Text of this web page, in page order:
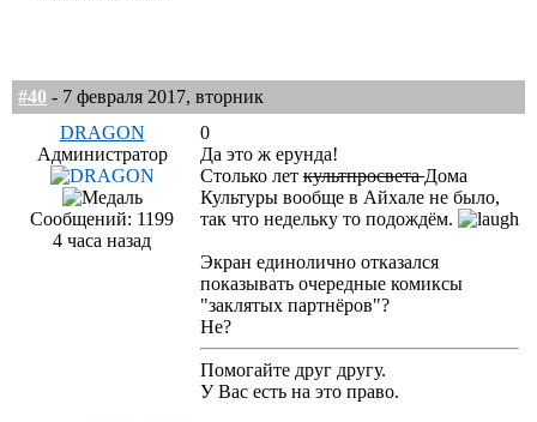
#40 - 7 февраля 2017, вторник
DRAGON
Администратор
Сообщений: 1199
4 часа назад
0
Да это ж ерунда!
Столько лет культпросветаДома
Культуры вообще в Айхале не было,
так что недельку то подождём.
Экран единолично отказался
показывать очередные комиксы
"заклятых партнёров"?
Не?
Помогайте друг другу.
У Вас есть на это право.